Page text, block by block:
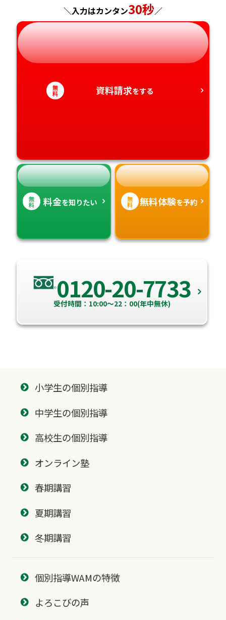
神奈川県
長野県
岐阜県
静岡県
愛知県
兵庫県
奈良県
和歌山県
広島県
山口県
徳島県
香川県
長崎県
熊本県
大分県
宮崎県
＼入力はカンタン30秒／
無
料 資料請求をする
無
料 料金を知りたい 無
料 無料体験を予約
0120-20-7733
受付時間：10:00～22：00(年中無休)
小学生の個別指導
中学生の個別指導
高校生の個別指導
オンライン塾
春期講習
夏期講習
冬期講習
個別指導WAMの特徴
よろこびの声